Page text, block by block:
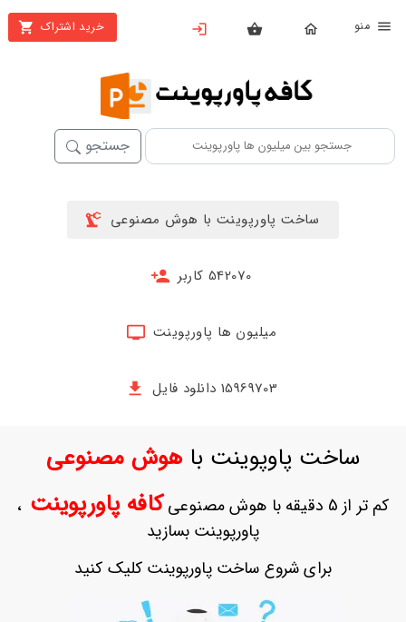
خرید اشتراک
بستن
محصولات
تهیه
ورود
حساب
نام
جستجو
ساخت پاورپوینت با هوش مصنوعی
542070 کاربر
میلیون ها پاورپوینت
15969703 دانلود فایل
ساخت پاوپوینت باهوش مصنوعی
کم تر از 5 دقیقه با هوش مصنوعی کافه پاورپوینت ،
پاورپوینت بسازید
برای شروع ساخت پاورپوینت کلیک کنید